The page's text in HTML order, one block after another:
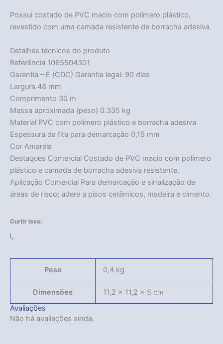
Acabou
Possui costado de PVC macio com polímero plástico,
revestido com uma camada resistente de borracha adesiva.
Detalhes técnicos do produto
Referência 1065504301
Garantia – E (CDC) Garantia legal: 90 dias
Largura 48 mm
Comprimento 30 m
Massa aproximada (peso) 0.335 kg
Material PVC com polímero plástico e borracha adesiva
Espessura da fita para demarcação 0,15 mm
Cor Amarela
Destaques Comercial Costado de PVC macio com polímero
plástico e camada de borracha adesiva resistente.
Aplicação Comercial Para demarcação e sinalização de
áreas de risco; adere a pisos cerâmicos, madeira e cimento.
Curtir isso:
Peso 0,4 kg
Dimensões
11,2 × 11,2 × 5 cm
Avaliações
Não há avaliações ainda.